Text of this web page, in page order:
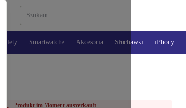
Tablety Smartwatche Akcesoria Słuchawki iPhony
Produkt im Moment ausverkauft